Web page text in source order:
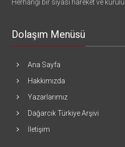
Herhangi bir siyasi hareket ve
Dolaşım Menüsü
Ana Sayfa
Hakkımızda
Yazarlarımız
Dağarcık Türkiye Arşivi
İletişim